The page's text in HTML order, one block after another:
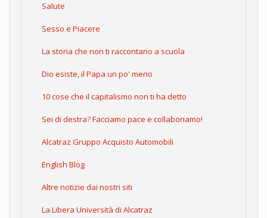
Salute
Sesso e Piacere
La storia che non ti raccontano a scuola
Dio esiste, il Papa un po' meno
10 cose che il capitalismo non ti ha detto
Sei di destra? Facciamo pace e collaboriamo!
Alcatraz Gruppo Acquisto Automobili
English Blog
Altre notizie dai nostri siti
La Libera Università di Alcatraz